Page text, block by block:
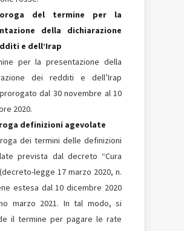
del termine per la
della dichiarazione
e dell’Irap
per la presentazione della
dei redditi e dell’Irap
dal 30 novembre al 10
2020.
definizioni agevolate
dei termini delle definizioni
prevista dal decreto “Cura
legge 17 marzo 2020, n.
estesa dal 10 dicembre 2020
marzo 2021. In tal modo, si
il termine per pagare le rate